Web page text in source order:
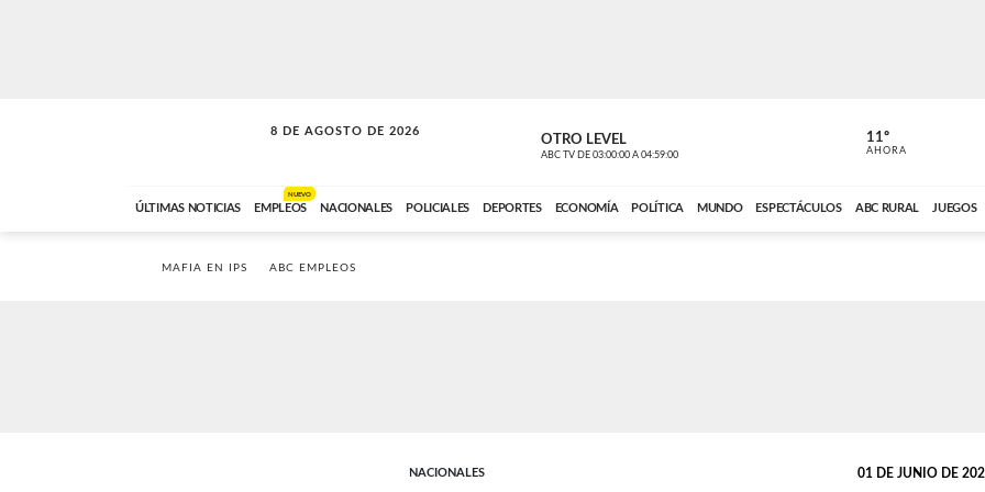
8 DE AGOSTO DE 2026
SOLO MÚSICA OTRO LEVEL
ABC TV DE 03:00:00 A 04:59:00 ABC CARDINAL
11º
AHORA
ÚLTIMAS NOTICIAS EMPLEOS
NUEVO
NACIONALES POLICIALES DEPORTES ECONOMÍA POLÍTICA MUNDO ESPECTÁCULOS ABC RURAL JUEGOS
MAFIA EN IPS ABC EMPLEOS
NACIONALES 01 DE JUNIO DE